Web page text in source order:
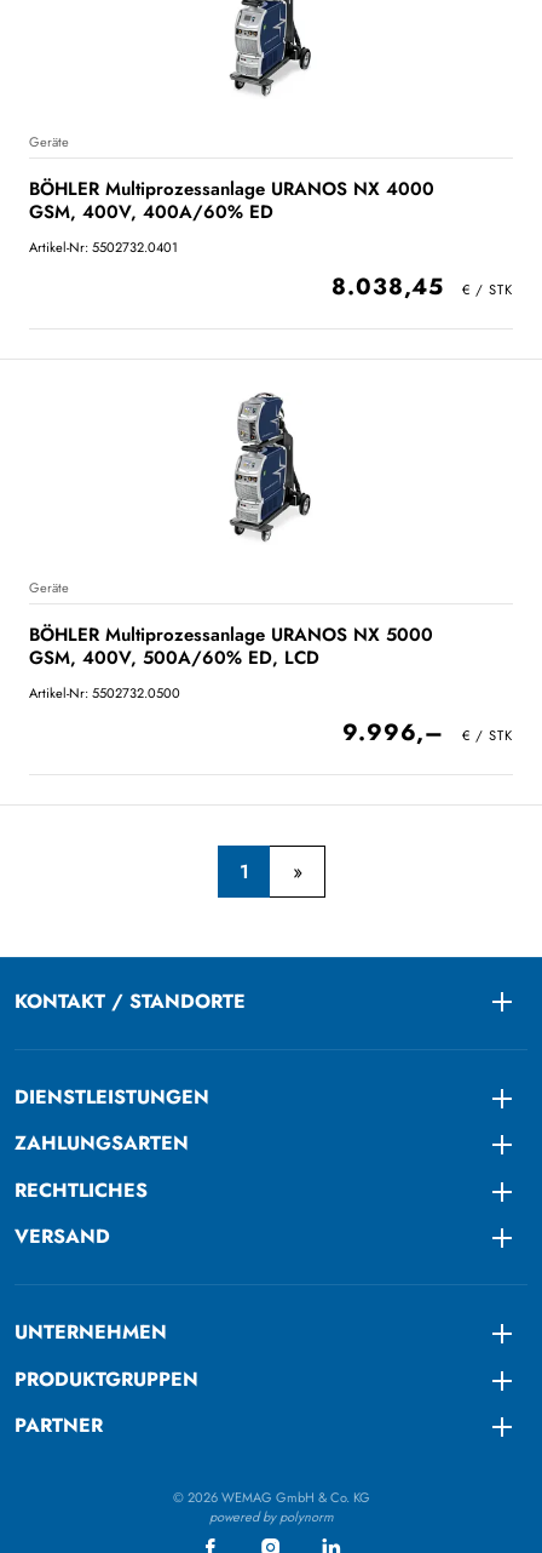
Geräte
BÖHLER Multiprozessanlage URANOS NX 4000
GSM, 400V, 400A/60% ED
Artikel-Nr: 5502732.0401
8.038,45
Geräte
BÖHLER Multiprozessanlage URANOS NX 5000
GSM, 400V, 500A/60% ED, LCD
Artikel-Nr: 5502732.0500
9.996,–
1
KONTAKT / STANDORTE
DIENSTLEISTUNGEN
ZAHLUNGSARTEN
RECHTLICHES
VERSAND
UNTERNEHMEN
PRODUKTGRUPPEN
PARTNER
© 2026 WEMAG GmbH & Co. KG
powered by polynorm